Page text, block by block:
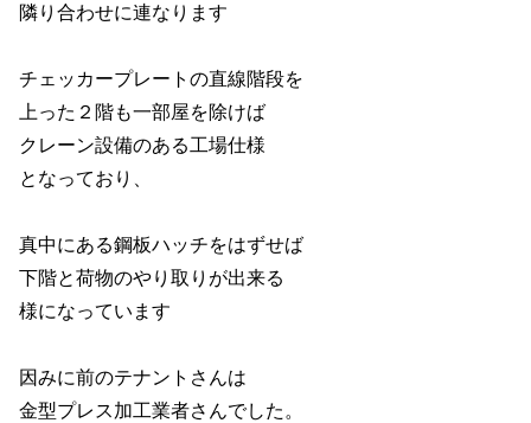
隣り合わせに連なります
チェッカープレートの直線階段を
上った２階も一部屋を除けば
クレーン設備のある工場仕様
となっており、
真中にある鋼板ハッチをはずせば
下階と荷物のやり取りが出来る
様になっています
因みに前のテナントさんは
金型プレス加工業者さんでした。